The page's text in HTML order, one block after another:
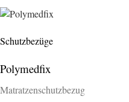
Schutzbezüge
Polymedfix
Matratzenschutzbezug